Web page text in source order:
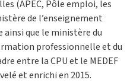
(APEC, Pôle emploi, les
de l’enseignement
ainsi que le ministère du
professionnelle et du
entre la CPU et le MEDEF
et enrichi en 2015.